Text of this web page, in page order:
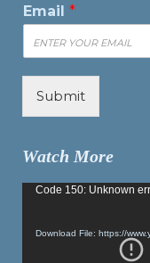
Email *
Submit
Watch More
Video
Code 150: Unknown
Download File: https://